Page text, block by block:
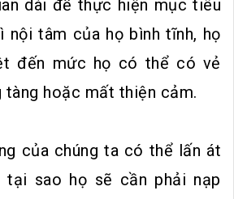
dài để thực hiện mục tiêu
nội tâm của họ bình tĩnh, họ
đến mức họ có thể có vẻ
tàng hoặc mất thiện cảm.
của chúng ta có thể lấn át
sao họ sẽ cần phải nạp